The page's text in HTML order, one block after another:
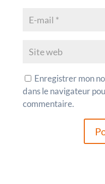
Enregistrer mon
dans le navigateur
commentaire.